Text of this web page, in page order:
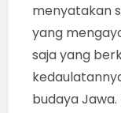
menyatakan
yang
saja yang
budaya